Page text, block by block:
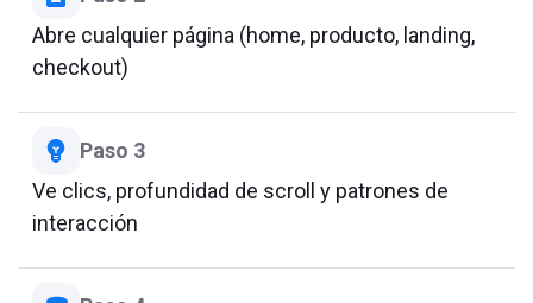
Abre cualquier página (home, producto, landing,
checkout)
Paso 3
Ve clics, profundidad de scroll y patrones de
interacción